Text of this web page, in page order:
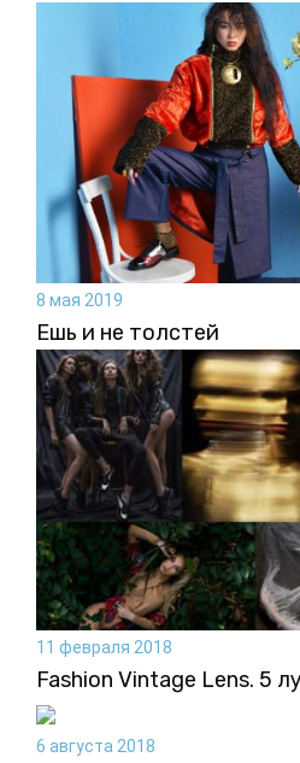
8 мая 2019
Ешь и не толстей
11 февраля 2018
Fashion Vintage Lens. 5
6 августа 2018